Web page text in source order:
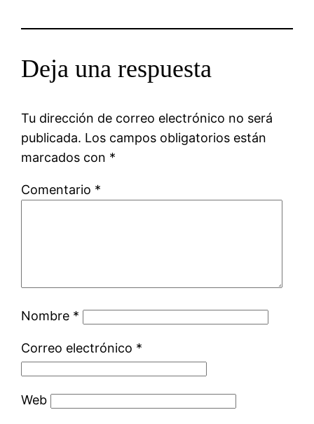
Deja una respuesta
Tu dirección de correo electrónico no será
publicada. Los campos obligatorios están
marcados con *
Comentario *
Nombre *
Correo electrónico *
Web